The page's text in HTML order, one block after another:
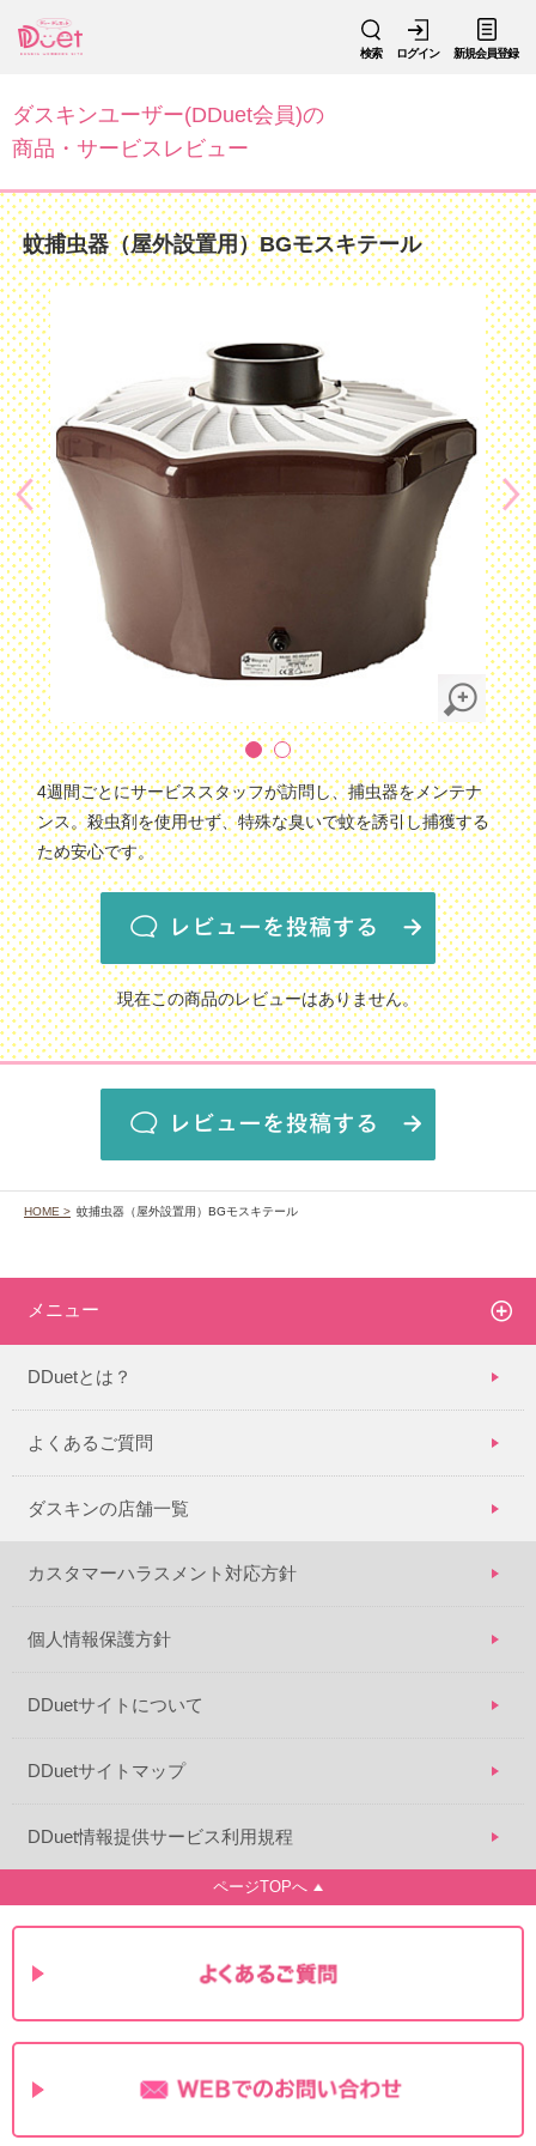
検索 ログイン 新規会員登録
ダスキンユーザー(DDuet会員)の
商品・サービスレビュー
蚊捕虫器（屋外設置用）BGモスキテール
4週間ごとにサービススタッフが訪問し、捕虫器をメンテナ
ンス。殺虫剤を使用せず、特殊な臭いで蚊を誘引し捕獲する
ため安心です。
現在この商品のレビューはありません。
HOME > 蚊捕虫器（屋外設置用）BGモスキテール
メニュー
DDuetとは？
よくあるご質問
ダスキンの店舗一覧
カスタマーハラスメント対応方針
個人情報保護方針
DDuetサイトについて
DDuetサイトマップ
DDuet情報提供サービス利用規程
ページTOPへ